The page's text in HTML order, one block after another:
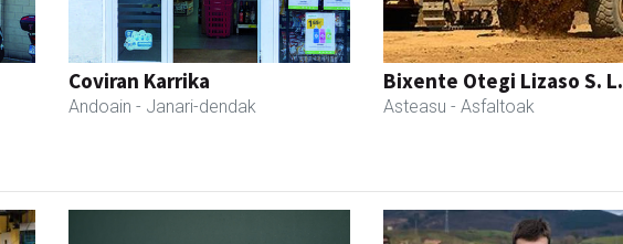
Coviran Karrika
Andoain - Janari-dendak
Bixente Otegi Lizaso S. L.
Asteasu - Asfaltoak